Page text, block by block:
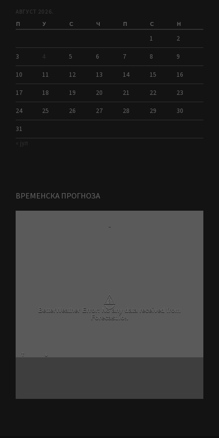
АВГУСТ 2026.
П У С Ч П С Н
1 2
3 4 5 6 7 8 9
10 11 12 13 14 15 16
17 18 19 20 21 22 23
24 25 26 27 28 29 30
31
« јул
ВРЕМЕНСКА ПРОГНОЗА
-
⚠
BetterWeather Error: No any data received from
Forecast.io!.